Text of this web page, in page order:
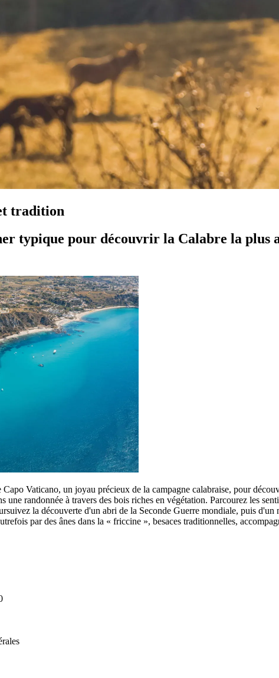
tradition
typique pour découvrir la Calabre la plus
Vaticano, un joyau précieux de la campagne calabraise, pour
randonnée à travers des bois riches en végétation. Parcourez les
la découverte d'un abri de la Seconde Guerre mondiale, puis
par des ânes dans la « friccine », besaces traditionnelles,